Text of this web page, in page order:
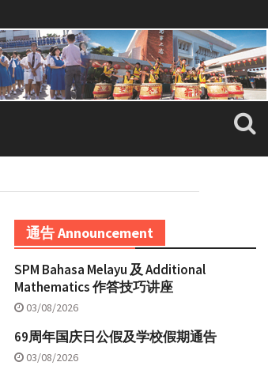
通告 Announcement
SPM Bahasa Melayu 及 Additional
Mathematics 作答技巧讲座
03/08/2026
69周年国庆日公假及学校假期通告
03/08/2026